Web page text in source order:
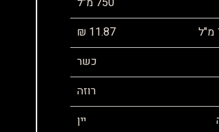
11.87 ₪
כשר
רוזה
יין